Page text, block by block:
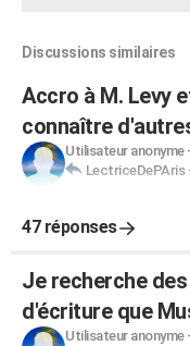
Discussions similaires
Accro à M. Levy
connaître
Utilisateur anonyme-
LectriceDePAris
47 réponses
Je recherche
d'écriture que
Utilisateur anonyme-